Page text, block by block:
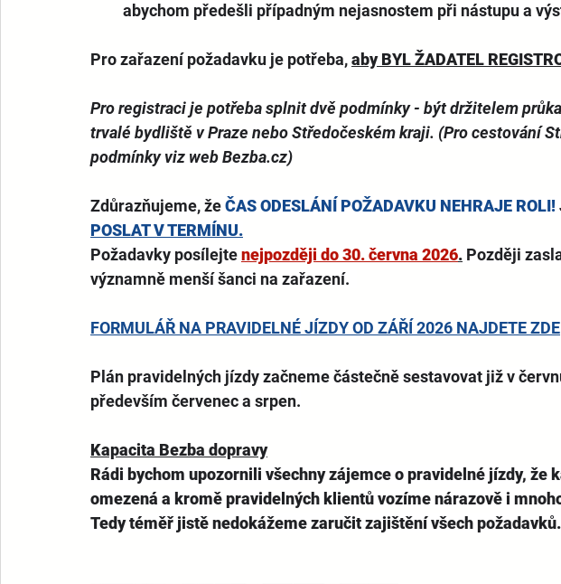
abychom předešli případným nejasnostem při nástupu a
Pro zařazení požadavku je potřeba, aby BYL ŽADATEL
Pro registraci je potřeba splnit dvě podmínky - být držitelem
trvalé bydliště v Praze nebo Středočeském kraji. (Pro cestování
podmínky viz web Bezba.cz)
Zdůrazňujeme, žeČAS ODESLÁNÍ POŽADAVKU NEHRAJE ROLI!
POSLAT V TERMÍNU.
Požadavky posílejte nejpozději do 30. června 2026. Později
významně menší šanci na zařazení.
FORMULÁŘ NA PRAVIDELNÉ JÍZDY OD ZÁŘÍ 2026 NAJDETE ZDE
Plán pravidelných jízdy začneme částečně sestavovat již v
především červenec a srpen.
Kapacita Bezba dopravy
Rádi bychom upozornili všechny zájemce o pravidelné jízdy, že
omezená a kromě pravidelných klientů vozíme nárazově i
Tedy téměř jistě nedokážeme zaručit zajištění všech požadavků.